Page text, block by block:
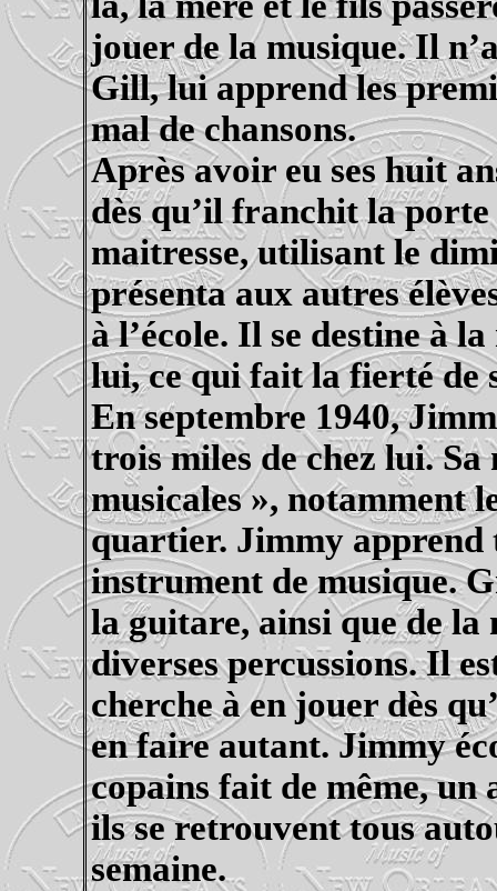
jouer dela musique. Il
Gill, lui apprend les
mal de chansons.
Après avoir eu ses huit
dès qu’il franchit la porte
maitresse, utilisant le
présenta aux autres
à l’école. Il se destine à
lui, ce qui fait la fierté de
En septembre 1940,
trois miles de chez lui. Sa
musicales », notamment
quartier. Jimmy apprend
instrument de musique.
la guitare, ainsi que de la
diverses percussions. Il
cherche à en jouer dès
en faire autant. Jimmy
copains fait de même,
ils se retrouvent tous
semaine.